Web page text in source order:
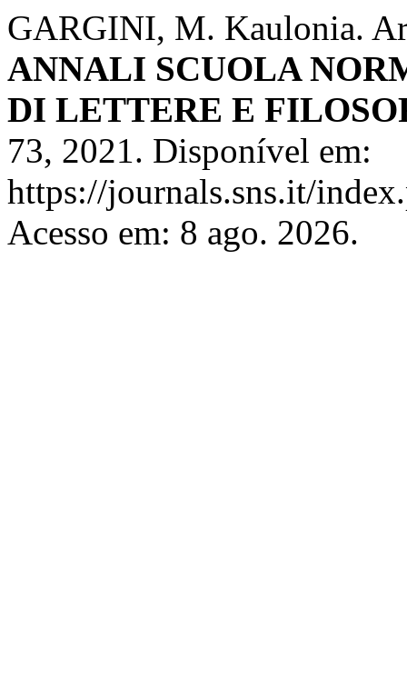
GARGINI, M. Kaulonia.
ANNALI SCUOLA
DI LETTERE E
73, 2021. Disponível em:
https://journals.sns.it/
Acesso em: 8 ago. 2026.